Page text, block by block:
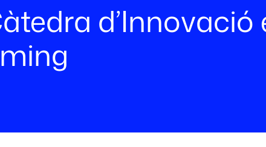
d’Innovació